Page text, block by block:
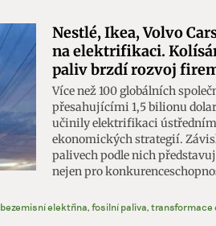
Nestlé, Ikea, Volvo
na elektrifikaci.
paliv brzdí rozvoj
Více než 100 globálních
přesahujícími 1,5 bilionu
učinily elektrifikaci
ekonomických strategií.
palivech podle nich
nejen pro
bezemisní elektřina fosilní paliva transformace